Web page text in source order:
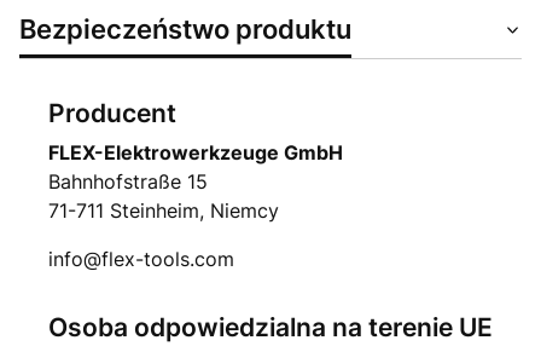
Bezpieczeństwo produktu
Producent
FLEX-Elektrowerkzeuge GmbH
Bahnhofstraße 15
71-711 Steinheim, Niemcy
info@flex-tools.com
Osoba odpowiedzialna na terenie UE